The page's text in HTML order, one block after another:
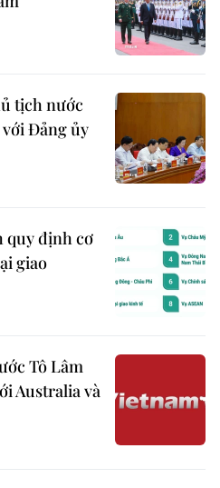
tịch nước
Đảng ủy
quy định cơ
giao
Tô Lâm
Australia và